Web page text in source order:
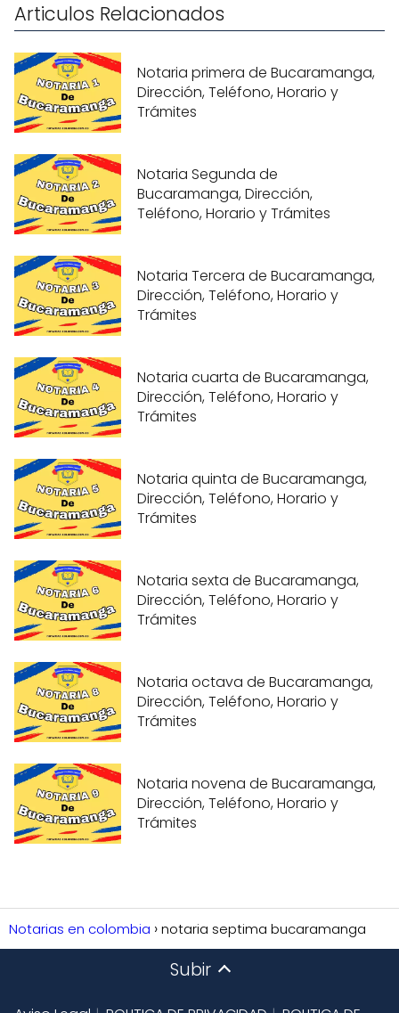
Articulos Relacionados
Notaria primera de Bucaramanga,
Dirección, Teléfono, Horario y
Trámites
Notaria Segunda de
Bucaramanga, Dirección,
Teléfono, Horario y Trámites
Notaria Tercera de Bucaramanga,
Dirección, Teléfono, Horario y
Trámites
Notaria cuarta de Bucaramanga,
Dirección, Teléfono, Horario y
Trámites
Notaria quinta de Bucaramanga,
Dirección, Teléfono, Horario y
Trámites
Notaria sexta de Bucaramanga,
Dirección, Teléfono, Horario y
Trámites
Notaria octava de Bucaramanga,
Dirección, Teléfono, Horario y
Trámites
Notaria novena de Bucaramanga,
Dirección, Teléfono, Horario y
Trámites
Notarias en colombia notaria septima bucaramanga
Subir